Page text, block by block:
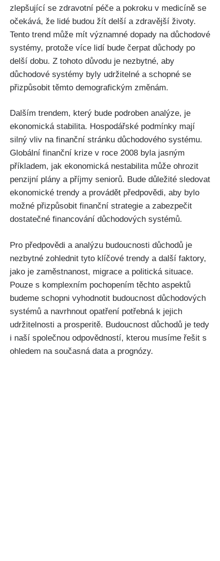
zlepšující se zdravotní péče a pokroku v medicíně se
očekává, že lidé budou žít delší a zdravější životy.
Tento trend může mít významné dopady na důchodové
systémy, protože více lidí bude čerpat důchody po
delší dobu. Z tohoto důvodu je nezbytné, aby
důchodové systémy byly udržitelné a schopné se
přizpůsobit těmto demografickým změnám.
Dalším trendem, který bude podroben analýze, je
ekonomická stabilita. Hospodářské podmínky mají
silný vliv na finanční stránku důchodového systému.
Globální finanční krize v roce 2008 byla jasným
příkladem, jak ekonomická nestabilita může ohrozit
penzijní plány a příjmy seniorů. Bude důležité sledovat
ekonomické trendy a provádět předpovědi, aby bylo
možné přizpůsobit finanční strategie a zabezpečit
dostatečné financování důchodových systémů.
Pro předpovědi a analýzu budoucnosti důchodů je
nezbytné zohlednit tyto klíčové trendy a další faktory,
jako je zaměstnanost, migrace a politická situace.
Pouze s komplexním pochopením těchto aspektů
budeme schopni vyhodnotit budoucnost důchodových
systémů a navrhnout opatření potřebná k jejich
udržitelnosti a prosperitě. Budoucnost důchodů je tedy
i naší společnou odpovědností, kterou musíme řešit s
ohledem na současná data a prognózy.